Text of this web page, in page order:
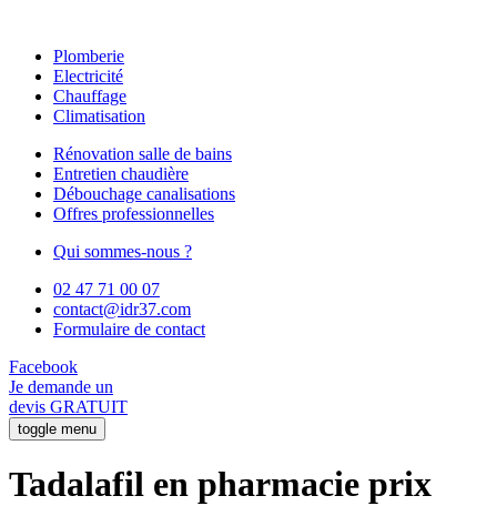
Plomberie
Electricité
Chauffage
Climatisation
Rénovation salle de bains
Entretien chaudière
Débouchage canalisations
Offres professionnelles
Qui sommes-nous ?
02 47 71 00 07
contact@idr37.com
Formulaire de contact
Facebook
Je demande un
devis GRATUIT
toggle menu
Tadalafil en pharmacie prix